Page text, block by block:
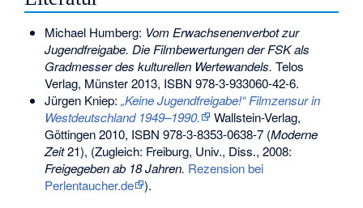
Michael Humberg: Vom Erwachsenenverbot zur
Jugendfreigabe. Die Filmbewertungen der FSK als
Gradmesser des kulturellen Wertewandels. Telos
Verlag, Münster 2013, ISBN 978-3-933060-42-6.
Jürgen Kniep: „Keine Jugendfreigabe!“ Filmzensur in
Westdeutschland 1949–1990.
Wallstein-Verlag,
Göttingen 2010, ISBN 978-3-8353-0638-7(Moderne
Zeit21), (Zugleich: Freiburg, Univ., Diss., 2008:
Freigegeben ab 18 Jahren. Rezension bei
Perlentaucher.de
).